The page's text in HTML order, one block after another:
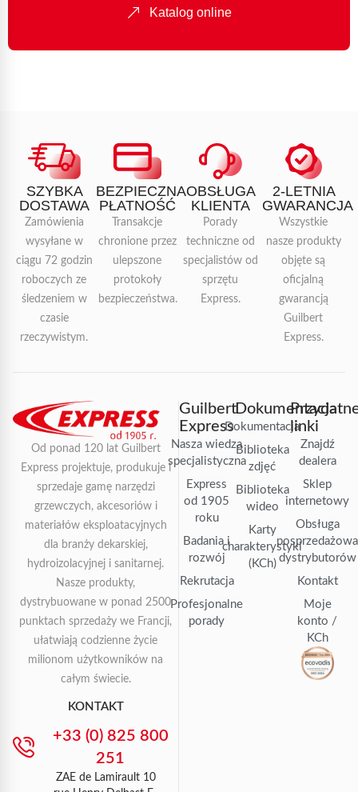
Katalog online
SZYBKA
DOSTAWA
Zamówienia
wysyłane w
ciągu 72 godzin
roboczych ze
śledzeniem w
czasie
rzeczywistym.
BEZPIECZNA
PŁATNOŚĆ
Transakcje
chronione przez
ulepszone
protokoły
bezpieczeństwa.
OBSŁUGA
KLIENTA
Porady
techniczne od
specjalistów od
sprzętu
Express.
2-LETNIA
GWARANCJA
Wszystkie
nasze produkty
objęte są
oficjalną
gwarancją
Guilbert
Express.
Od ponad 120 lat Guilbert
Express projektuje, produkuje i
sprzedaje gamę narzędzi
grzewczych, akcesoriów i
materiałów eksploatacyjnych
dla branży dekarskiej,
hydroizolacyjnej i sanitarnej.
Nasze produkty,
dystrybuowane w ponad 2500
punktach sprzedaży we Francji,
ułatwiają codzienne życie
milionom użytkowników na
całym świecie.
KONTAKT
+33 (0) 825 800
251
ZAE de Lamirault 10
Guilbert
Express
Nasza wiedza
specjalistyczna
Express
od 1905
roku
Badania i
rozwój
Rekrutacja
Profesjonalne
porady
Dokumentacja
Dokumentacja
Biblioteka
zdjęć
Biblioteka
wideo
Karty
charakterystyki
(KCh)
linki
Znajdź
dealera
Sklep
internetowy
Obsługa
posprzedażowa
dystrybutorów
Kontakt
Moje
konto /
KCh